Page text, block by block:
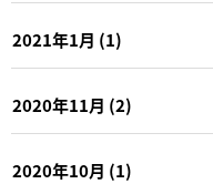
2021年1月 (1)
2020年11月 (2)
2020年10月 (1)